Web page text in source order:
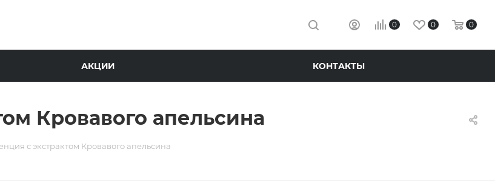
0 0 0
АКЦИИ КОНТАКТЫ
Кровавого апельсина
с экстрактом Кровавого апельсина